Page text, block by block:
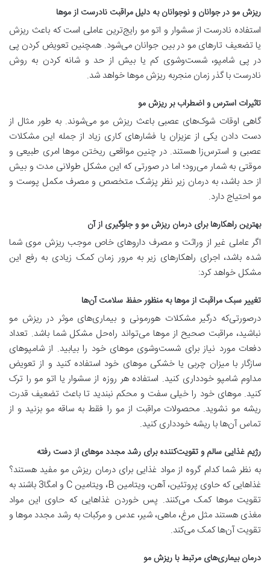
ریزش مو در جوانان و نوجوانان به دلیل مراقبت نادرست از موها
استفاده نادرست از سشوار و اتو مو رایج‌ترین عاملی است که باعث ریزش
یا تضعیف تارهای مو در بین جوانان می‌شود. همچنین تعویض کردن پی
در پی شامپو، شست‌وشوی کم یا بیش از حد و شانه کردن به روش
نادرست با گذر زمان منجربه ریزش موها خواهد شد.
تاثیرات استرس و اضطراب بر ریزش مو
گاهی اوقات شوک‌های عصبی باعث ریزش مو می‌شوند. به طور مثال از
دست دادن یکی از عزیزان یا فشارهای کاری زیاد از جمله این مشکلات
عصبی و استرس‌زا هستند. در چنین مواقعی ریختن موها امری طبیعی و
موقتی به شمار می‌رود؛ اما در صورتی که این مشکل طولانی مدت و بیش
از حد باشد، به درمان زیر نظر پزشک متخصص و مصرف مکمل‌ پوست و
مو احتیاج دارد.
بهترین راهکارها برای درمان ریزش مو و جلوگیری از آن
اگر عاملی غیر از وراثت و مصرف داروهای خاص موجب ریزش موی شما
شده باشد، اجرای راهکارهای زیر به مرور زمان کمک زیادی به رفع این
مشکل خواهد کرد:
تغییر سبک مراقبت از موها به منظور حفظ سلامت آن‌ها
درصورتی‌که درگیر مشکلات هورمونی و بیماری‌های موثر در ریزش مو
نباشید، مراقبت صحیح از موها می‌تواند راه‌حل مشکل شما باشد. تعداد
دفعات مورد نیاز برای شست‌وشوی موهای خود را بیابید. از شامپوهای
سازگار با میزان چربی یا خشکی موهای خود استفاده کنید و از تعویض
مداوم شامپو خودداری کنید. استفاده هر روزه از سشوار یا اتو مو را ترک
کنید. موهای خود را خیلی سفت و محکم نبندید تا باعث تضعیف قدرت
ریشه مو نشوید. محصولات مراقبت از مو را فقط به ساقه مو بزنید و از
تماس آن‌ها با ریشه خودداری کنید.
رژیم غذایی سالم و تقویت‌کننده برای رشد مجدد موهای از دست رفته
به نظر شما کدام گروه از مواد غذایی برای درمان ریزش مو مفید هستند؟
غذاهایی که حاوی پروتئین، آهن، ویتامین B، ویتامین C و امگا3 باشند به
تقویت موها کمک می‌کنند. پس خوردن غذاهایی که حاوی این مواد
مغذی هستند مثل مرغ، ماهی، شیر، عدس و مرکبات به رشد مجدد موها و
تقویت آن‌ها کمک می‌کند.
درمان بیماری‌های مرتبط با ریزش مو